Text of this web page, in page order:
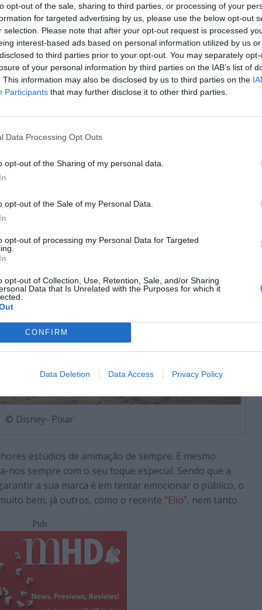
opt-out of the sale, sharing to third parties, or processing of your
for targeted advertising by us, please use the below opt-out
selection. Please note that after your opt-out request is processed
interest-based ads based on personal information utilized by us
to third parties prior to your opt-out. You may separately
of your personal information by third parties on the IAB’s list of
This information may also be disclosed by us to third parties on the
Participants that may further disclose it to other third parties.
Data Processing Opt Outs
opt-out of the Sharing of my personal data.
opt-out of the Sale of my Personal Data.
opt-out of processing my Personal Data for Targeted
opt-out of Collection, Use, Retention, Sale, and/or Sharing
Data that Is Unrelated with the Purposes for which it
CONFIRM
Data Deletion Data Access Privacy Policy
a abordar temas ambientais (temos em“Wall-E” o
não é a primeira vez que o estúdio nos conta
vive num corpo animal (“Turning Red”já nos contou
falha no argumento de Daniel Chong e Jesse
se como uma história de defesa do ambiente e dos
de vezes em outras obras, até dentro da própria
que o filme usa como ponto de partida é
irreverente e revolucionária que quer salvar os
que não se preocupa com a vida animal e
da floresta.
© Disney- Pixar
estúdios de animação de sempre. E mesmo
nos sempre com o seu toque especial. Sendo que a
a sua marca é em tentar emocionar o público, o
bem, já outros, como o recente “Elio”, nem tanto.
Pub